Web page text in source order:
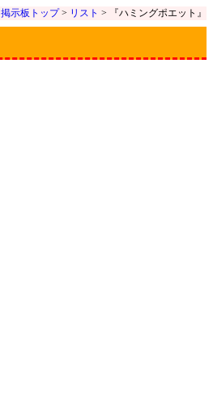
掲示板トップ> リスト > 『ハミングポエット』